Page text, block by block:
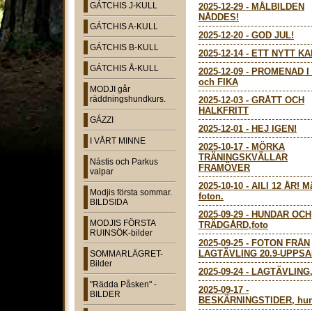
GÁTCHIS J-KULL
GÁTCHIS A-KULL
GÁTCHIS B-KULL
GÁTCHIS Å-KULL
MODJI går
räddningshundkurs.
GÁZZI
I VÅRT MINNE
Nástis och Parkus
valpar
Modjis första sommar.
BILDSIDA
MODJIS FÖRSTA
RUINSÖK-bilder
SOMMARLÄGRET-
Bilder
"Rädda Påsken" -
BILDER
2025-12-29 - MÅLBILDEN
NÅDDES!
2025-12-20 - GOD JUL!
2025-12-14- ETT NYTT
2025-12-09 - PROMENAD I
och FIKA
2025-12-03 - GRÅTT OCH
HALKFRITT
2025-12-01 - HEJ IGEN!
2025-10-17 - MÖRKA
TRÄNINGSKVÄLLAR
FRAMÖVER
2025-10-10 - AILI 12 ÅR!
foton.
2025-09-29 - HUNDAR OCH
TRÄDGÅRD,foto
2025-09-25 - FOTON FRÅN
LAGTÄVLING 20.9-
2025-09-24-
2025-09-17 -
BESKÄRNINGSTIDER,